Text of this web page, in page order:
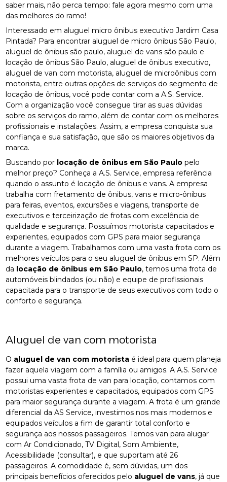
saber mais, não perca tempo: fale agora mesmo com uma
das melhores do ramo!
Interessado em aluguel micro ônibus executivo Jardim Casa
Pintada? Para encontrar aluguel de micro ônibus São Paulo,
aluguel de ônibus são paulo, aluguel de vans são paulo e
locação de ônibus São Paulo, aluguel de ônibus executivo,
aluguel de van com motorista, aluguel de microônibus com
motorista, entre outras opções de serviços do segmento de
locação de ônibus, você pode contar com a A.S. Service.
Com a organização você consegue tirar as suas dúvidas
sobre os serviços do ramo, além de contar com os melhores
profissionais e instalações. Assim, a empresa conquista sua
confiança e sua satisfação, que são os maiores objetivos da
marca.
Buscando por locação de ônibus em São Paulo pelo
melhor preço? Conheça a A.S. Service, empresa referência
quando o assunto é locação de ônibus e vans. A empresa
trabalha com fretamento de ônibus, vans e micro-ônibus
para feiras, eventos, excursões e viagens, transporte de
executivos e terceirização de frotas com excelência de
qualidade e segurança. Possuímos motorista capacitados e
experientes, equipados com GPS para maior segurança
durante a viagem. Trabalhamos com uma vasta frota com os
melhores veículos para o seu aluguel de ônibus em SP. Além
da locação de ônibus em São Paulo, temos uma frota de
automóveis blindados (ou não) e equipe de profissionais
capacitada para o transporte de seus executivos com todo o
conforto e segurança.
Aluguel de van com motorista
O aluguel de van com motorista é ideal para quem planeja
fazer aquela viagem com a família ou amigos. A A.S. Service
possui uma vasta frota de van para locação, contamos com
motoristas experientes e capacitados, equipados com GPS
para maior segurança durante a viagem. A frota é um grande
diferencial da AS Service, investimos nos mais modernos e
equipados veículos a fim de garantir total conforto e
segurança aos nossos passageiros. Temos van para alugar
com Ar Condicionado, TV Digital, Som Ambiente,
Acessibilidade (consultar), e que suportam até 26
passageiros. A comodidade é, sem dúvidas, um dos
principais benefícios oferecidos pelo aluguel de vans, já que